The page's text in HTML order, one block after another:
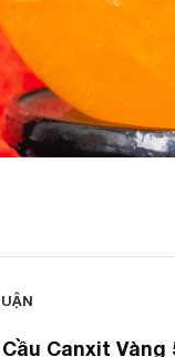
Canxit Vàng